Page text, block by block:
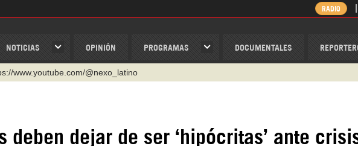
NOTICIAS OPINIÓN PROGRAMAS DOCUMENTALES
RADIO
www.youtube.com/@nexo_latino
t.me/hispantvcanal
deben dejar de ser ‘hipócritas’ ante